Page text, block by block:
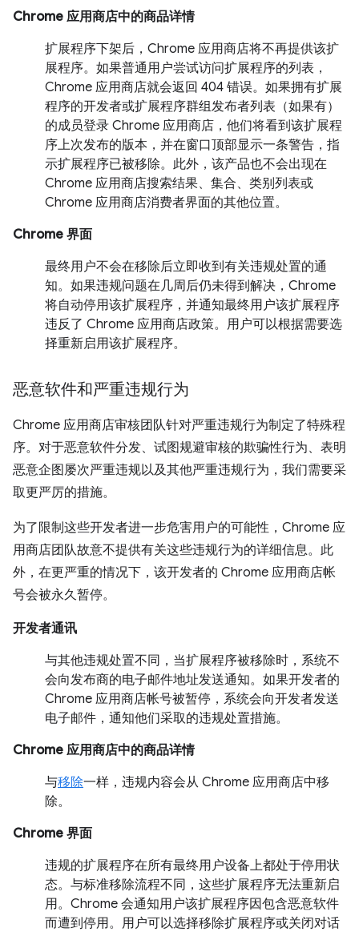
Chrome 应用商店中的商品详情
扩展程序下架后，Chrome 应用商店将不再提供该扩
展程序。如果普通用户尝试访问扩展程序的列表，
Chrome 应用商店就会返回 404 错误。如果拥有扩展
程序的开发者或扩展程序群组发布者列表（如果有）
的成员登录 Chrome 应用商店，他们将看到该扩展程
序上次发布的版本，并在窗口顶部显示一条警告，指
示扩展程序已被移除。此外，该产品也不会出现在
Chrome 应用商店搜索结果、集合、类别列表或
Chrome 应用商店消费者界面的其他位置。
Chrome 界面
最终用户不会在移除后立即收到有关违规处置的通
知。如果违规问题在几周后仍未得到解决，Chrome
将自动停用该扩展程序，并通知最终用户该扩展程序
违反了 Chrome 应用商店政策。用户可以根据需要选
择重新启用该扩展程序。
恶意软件和严重违规行为
Chrome 应用商店审核团队针对严重违规行为制定了特殊程
序。对于恶意软件分发、试图规避审核的欺骗性行为、表明
恶意企图屡次严重违规以及其他严重违规行为，我们需要采
取更严厉的措施。
为了限制这些开发者进一步危害用户的可能性，Chrome 应
用商店团队故意不提供有关这些违规行为的详细信息。此
外，在更严重的情况下，该开发者的 Chrome 应用商店帐
号会被永久暂停。
开发者通讯
与其他违规处置不同，当扩展程序被移除时，系统不
会向发布商的电子邮件地址发送通知。 如果开发者的
Chrome 应用商店帐号被暂停，系统会向开发者发送
电子邮件，通知他们采取的违规处置措施。
Chrome 应用商店中的商品详情
与移除一样，违规内容会从 Chrome 应用商店中移
除。
Chrome 界面
违规的扩展程序在所有最终用户设备上都处于停用状
态。与标准移除流程不同，这些扩展程序无法重新启
用。Chrome 会通知用户该扩展程序因包含恶意软件
而遭到停用。用户可以选择移除扩展程序或关闭对话